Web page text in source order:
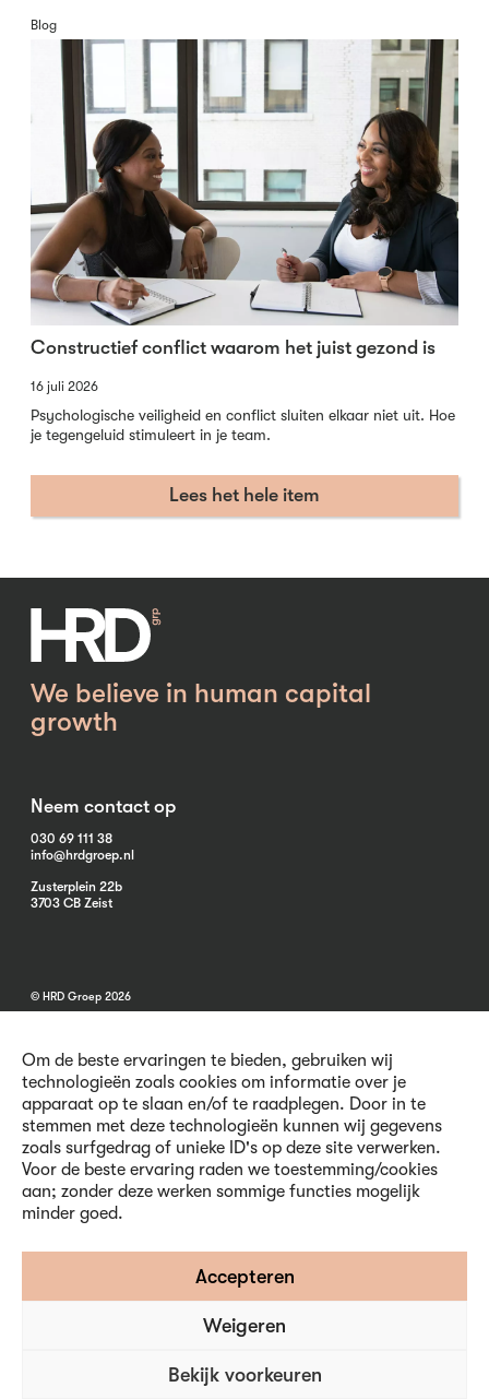
Om de beste ervaringen te bieden, gebruiken wij
technologieën zoals cookies om informatie over je
apparaat op te slaan en/of te raadplegen. Door in te
stemmen met deze technologieën kunnen wij gegevens
zoals surfgedrag of unieke ID's op deze site verwerken.
Voor de beste ervaring raden we toestemming/cookies
aan; zonder deze werken sommige functies mogelijk
minder goed.
Accepteren
Weigeren
Bekijk voorkeuren
Blog
Constructief conflict waarom het juist gezond is
16 juli 2026
Psychologische veiligheid en conflict sluiten elkaar niet uit. Hoe
je tegengeluid stimuleert in je team.
Lees het hele item
We believe in human capital
growth
Neem contact op
030 69 111 38
info@hrdgroep.nl
Zusterplein 22b
3703 CB Zeist
© HRD Groep 2026
Algemene informatie
Contact
Voorwaarden
Privacy en Cookies
Volg ons
Inschrijven nieuwsbrief